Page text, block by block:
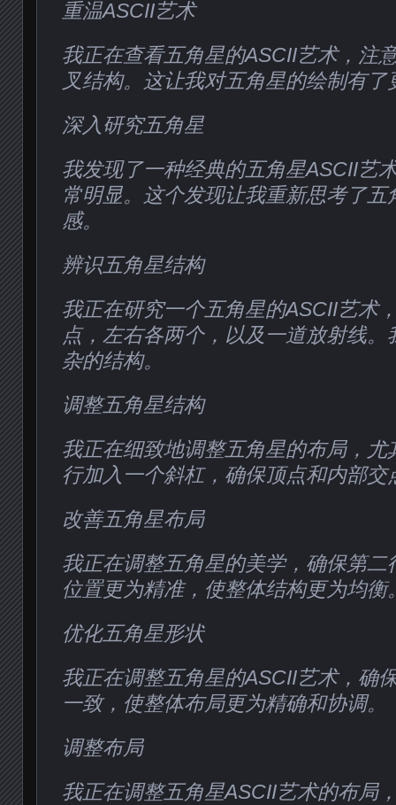
重温ASCII艺术
我正在查看五角星的ASCII艺术，注
叉结构。这让我对五角星的绘制有
深入研究五角星
我发现了一种经典的五角星ASCII艺
常明显。这个发现让我重新思考了
感。
辨识五角星结构
我正在研究一个五角星的ASCII艺术
点，左右各两个，以及一道放射线
杂的结构。
调整五角星结构
我正在细致地调整五角星的布局，尤
行加入一个斜杠，确保顶点和内部交
改善五角星布局
我正在调整五角星的美学，确保第二
位置更为精准，使整体结构更为均衡
优化五角星形状
我正在调整五角星的ASCII艺术，确
一致，使整体布局更为精确和协调。
调整布局
我正在调整五角星ASCII艺术的布局